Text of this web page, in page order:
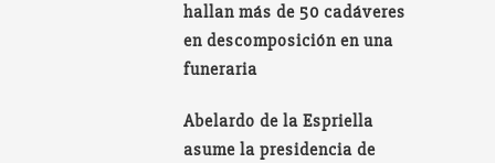
hallan más de 50 cadáveres
en descomposición en una
funeraria
Abelardo de la Espriella
asume la presidencia de